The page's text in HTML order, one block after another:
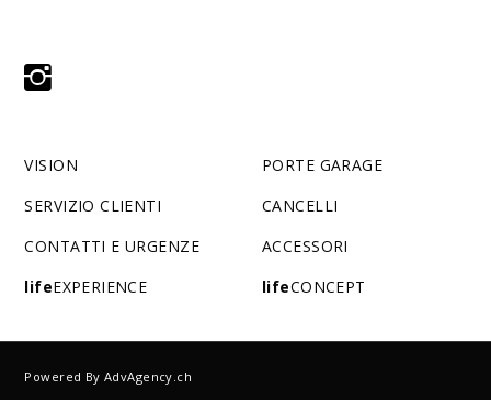
VISION
SERVIZIO CLIENTI
CONTATTI E URGENZE
lifeEXPERIENCE
PORTE GARAGE
CANCELLI
ACCESSORI
lifeCONCEPT
Powered ByAdvAgency.ch